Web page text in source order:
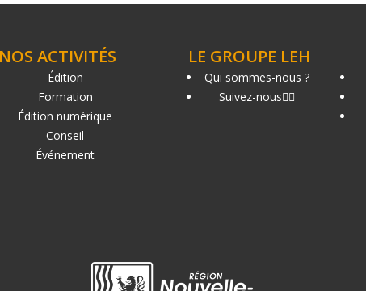
NOS ACTIVITÉS
Édition
Formation
Édition numérique
Conseil
Événement
LE GROUPE LEH
Qui sommes-nous ?
Suivez-nous